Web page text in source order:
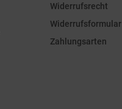
Widerrufsrecht
Widerrufsformular
Zahlungsarten